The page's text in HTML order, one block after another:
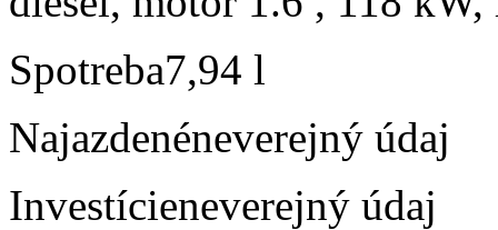
Spotreba7,94 l
Najazdenéneverejný údaj
Investícieneverejný údaj